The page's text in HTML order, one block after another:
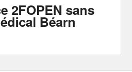
2FOPEN sans
Béarn